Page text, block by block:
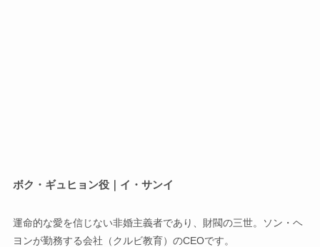
ボク・ギュヒョン役｜イ・サンイ
運命的な愛を信じない非婚主義者であり、財閥の三世。ソン・ヘ
ヨンが勤務する会社（クルビ教育）のCEOです。